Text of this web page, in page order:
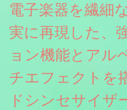
電子楽器を繊細
実に再現した、
ョン機能とアル
チエフェクトを
ドシンセサイザ